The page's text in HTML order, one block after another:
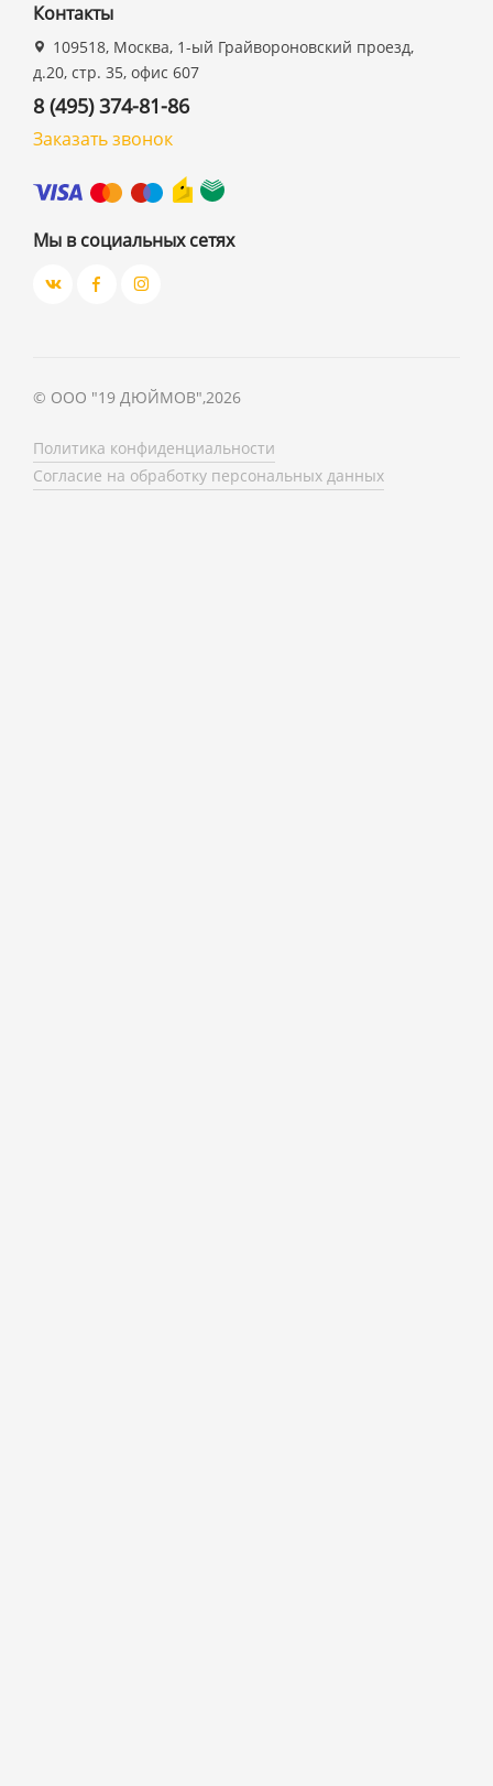
Контакты
109518, Москва, 1-ый Грайвороновский проезд,
д.20, стр. 35, офис 607
8 (495) 374-81-86
Заказать звонок
Мы в социальных сетях
© ООО "19 ДЮЙМОВ",2026
Политика конфиденциальности
Согласие на обработку персональных данных